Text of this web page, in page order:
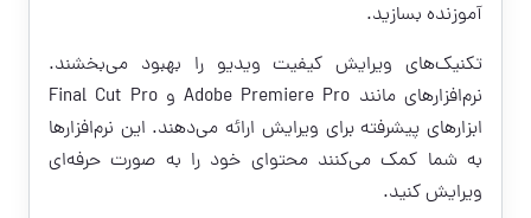
آموزنده بسازید.
تکنیک‌های ویرایش کیفیت ویدیو را بهبود می‌بخشند.
نرم‌افزارهای مانند Adobe Premiere Pro و Final Cut Pro
ابزارهای پیشرفته برای ویرایش ارائه می‌دهند. این نرم‌افزارها
به شما کمک می‌کنند محتوای خود را به صورت حرفه‌ای
ویرایش کنید.